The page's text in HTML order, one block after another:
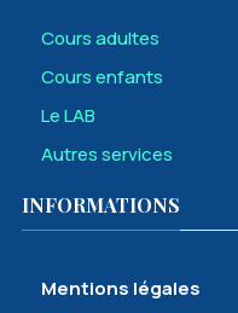
Cours adultes
Cours enfants
Le LAB
Autres services
INFORMATIONS
Mentions légales